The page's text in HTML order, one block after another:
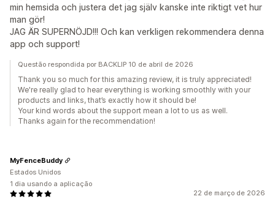
min hemsida och justera det jag själv kanske inte riktigt vet hur
man gör!
JAG ÄR SUPERNÖJD!!! Och kan verkligen rekommendera denna
app och support!
Questão respondida por BACKLIP 10 de abril de 2026
Thank you so much for this amazing review, it is truly appreciated!
We're really glad to hear everything is working smoothly with your
products and links, that’s exactly how it should be!
Your kind words about the support mean a lot to us as well.
Thanks again for the recommendation!
22 de março de 2026
MyFenceBuddy
Estados Unidos
1 dia usando a aplicação